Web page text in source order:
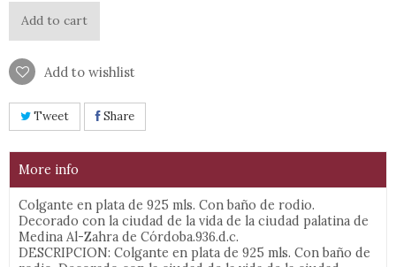
Add to cart
Add to wishlist
Tweet Share
More info
Colgante en plata de 925 mls. Con baño de rodio.
Decorado con la ciudad de la vida de la ciudad palatina de
Medina Al-Zahra de Córdoba.936.d.c.
DESCRIPCION: Colgante en plata de 925 mls. Con baño de